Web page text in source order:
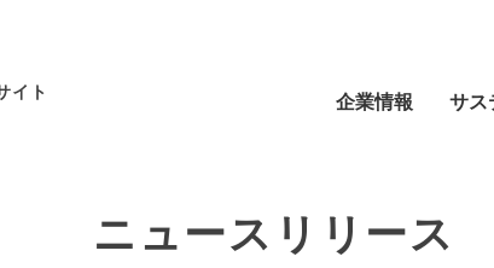
イト 企業情報 サス
ニュースリリース